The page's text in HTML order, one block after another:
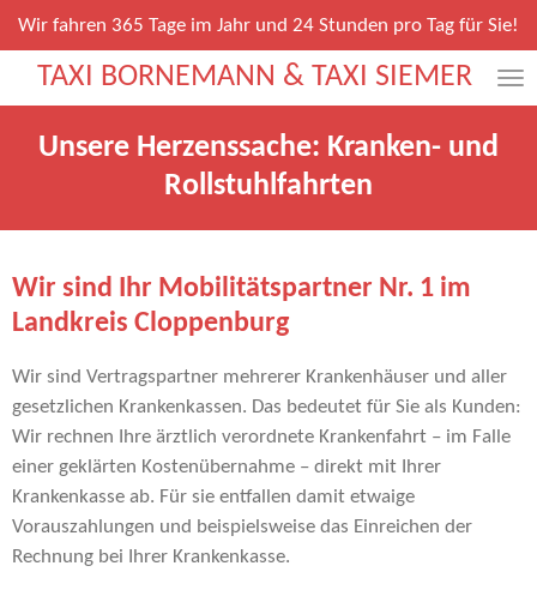
Zum
Hauptinhalt
springen
TAXI BORNEMANN & TAXI SIEMER
Wir fahren 365 Tage im Jahr und 24 Stunden pro Tag für Sie!
Unsere Herzenssache: Kranken- und
Rollstuhlfahrten
Wir sind Ihr Mobilitätspartner Nr. 1 im
Landkreis Cloppenburg
Wir sind Vertragspartner mehrerer Krankenhäuser und aller
gesetzlichen Krankenkassen. Das bedeutet für Sie als Kunden:
Wir rechnen Ihre ärztlich verordnete Krankenfahrt – im Falle
einer geklärten Kostenübernahme – direkt mit Ihrer
Krankenkasse ab. Für sie entfallen damit etwaige
Vorauszahlungen und beispielsweise das Einreichen der
Rechnung bei Ihrer Krankenkasse.